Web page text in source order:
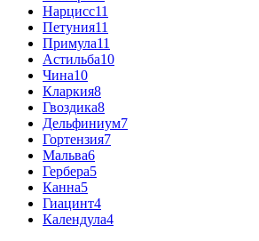
Нарцисс11
Петуния11
Примула11
Астильба10
Чина10
Кларкия8
Гвоздика8
Дельфиниум7
Гортензия7
Мальва6
Гербера5
Канна5
Гиацинт4
Календула4